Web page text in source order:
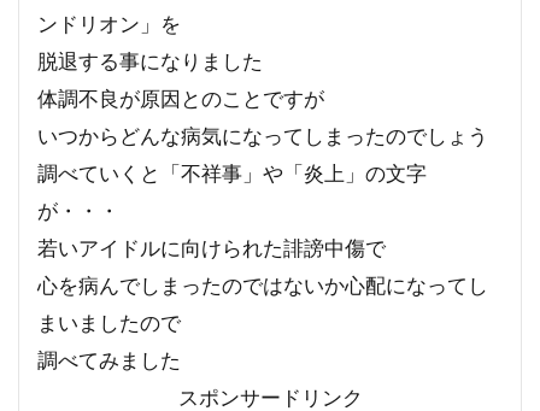
ンドリオン」を
脱退する事になりました
体調不良が原因とのことですが
いつからどんな病気になってしまったのでしょう
調べていくと「不祥事」や「炎上」の文字
が・・・
若いアイドルに向けられた誹謗中傷で
心を病んでしまったのではないか心配になってし
まいましたので
調べてみました
スポンサードリンク